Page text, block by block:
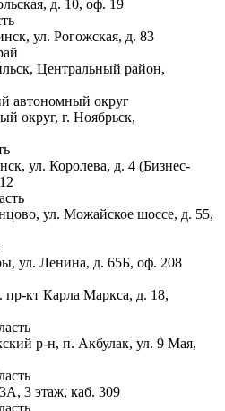
д. 10, оф. 19
ул. Рогожская, д. 83
Центральный район,
автономный округ
округ, г. Ноябрьск,
ул. Королева, д. 4 (Бизнес-
ул. Можайское шоссе, д. 55,
ул. Ленина, д. 65Б, оф. 208
пр-кт Карла Маркса, д. 18,
р-н, п. Акбулак, ул. 9 Мая,
3 этаж, каб. 309